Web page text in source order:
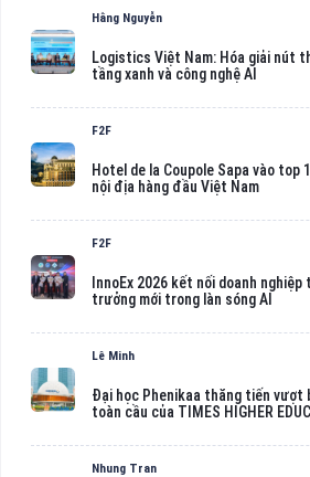
Hằng Nguyễn
Logistics Việt Nam: Hóa giải nút
tầng xanh và công nghệ AI
F2F
Hotel de la Coupole Sapa vào top
nội địa hàng đầu Việt Nam
F2F
InnoEx 2026 kết nối doanh
trưởng mới trong làn sóng AI
Lê Minh
Đại học Phenikaa thăng tiến vượt
toàn cầu của TIMES HIGHER
Nhung Tran